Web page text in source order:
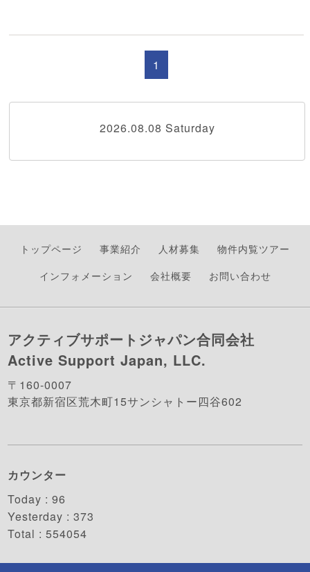
1
2026.08.08 Saturday
トップページ 事業紹介 人材募集
物件内覧ツアー
インフォメーション
会社概要 お問い合わせ
アクティブサポートジャパン合同会社
Active Support Japan, LLC.
〒160-0007
東京都新宿区荒木町15サンシャトー四谷602
カウンター
Today :96
Yesterday :373
Total :554054